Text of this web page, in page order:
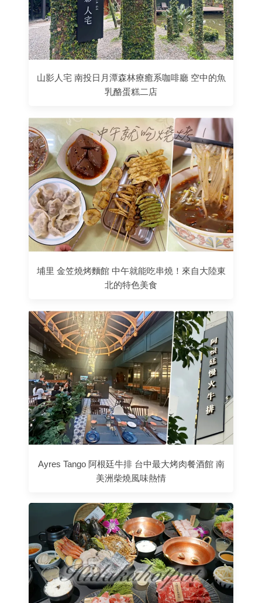
山影人宅 南投日月潭森林療癒系咖啡廳 空中的魚
乳酪蛋糕二店
埔里 金笠燒烤麵館 中午就能吃串燒！來自大陸東
北的特色美食
Ayres Tango 阿根廷牛排 台中最大烤肉餐酒館 南
美洲柴燒風味熱情